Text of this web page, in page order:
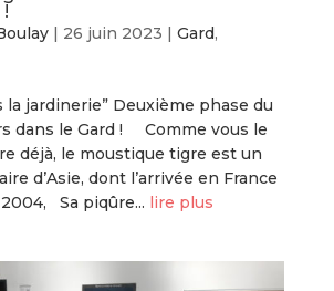
| 26 juin 2023 Gard,
la jardinerie” Deuxième phase du
dans le Gard ! Comme vous le
déjà, le moustique tigre est un
d’Asie, dont l’arrivée en France
Sa piqûre... lire plus